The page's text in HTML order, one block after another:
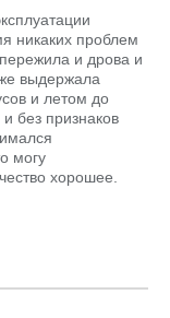
никаких проблем
и дрова и
выдержала
и летом до
без признаков
могу
хорошее.